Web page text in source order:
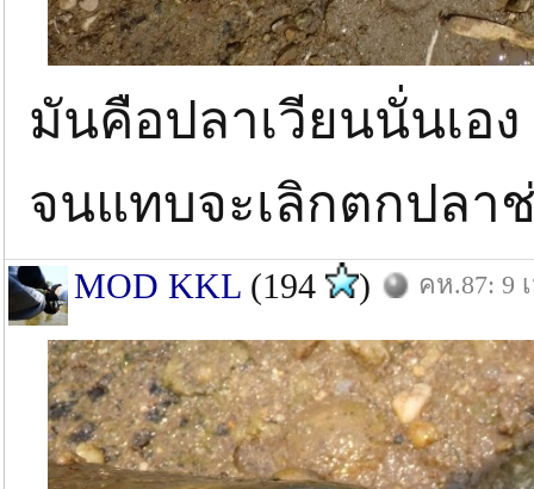
มันคือปลาเวียนนั่นเอ
จนแทบจะเลิกตกปลา
MOD KKL (194 ) คห.87: 9